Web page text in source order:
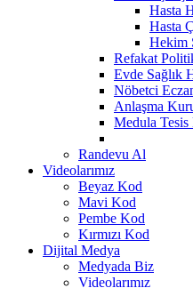
Hasta
Hasta
Hekim
Refakat
Evde Sağlık
Nöbetci
Anlaşma
Medula Tesis
Randevu Al
Videolarımız
Beyaz Kod
Mavi Kod
Pembe Kod
Kırmızı Kod
Dijital Medya
Medyada Biz
Videolarımız